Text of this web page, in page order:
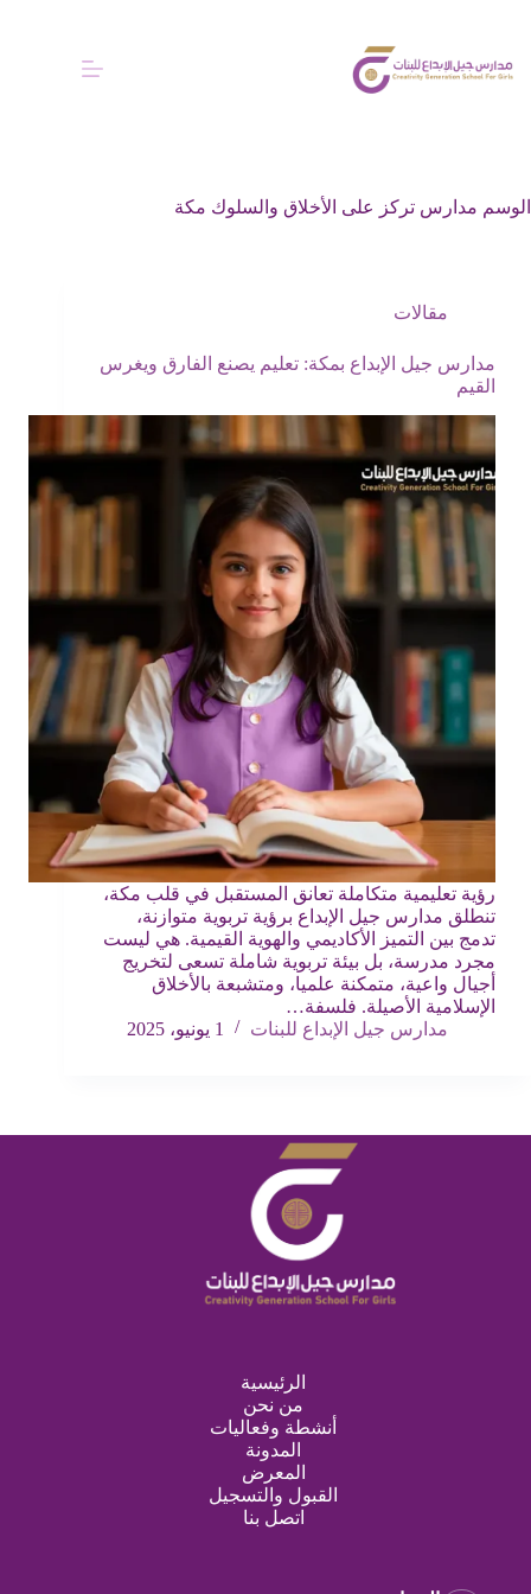
الوسم مدارس تركز على الأخلاق والسلوك مكة
مقالات
مدارس جيل الإبداع بمكة: تعليم يصنع الفارق ويغرس
القيم
رؤية تعليمية متكاملة تعانق المستقبل في قلب مكة،
تنطلق مدارس جيل الإبداع برؤية تربوية متوازنة،
تدمج بين التميز الأكاديمي والهوية القيمية. هي ليست
مجرد مدرسة، بل بيئة تربوية شاملة تسعى لتخريج
أجيال واعية، متمكنة علميا، ومتشبعة بالأخلاق
الإسلامية الأصيلة. فلسفة…
مدارس جيل الإبداع للبنات
1 يونيو، 2025
الرئيسية
من نحن
أنشطة وفعاليات
المدونة
المعرض
القبول والتسجيل
اتصل بنا